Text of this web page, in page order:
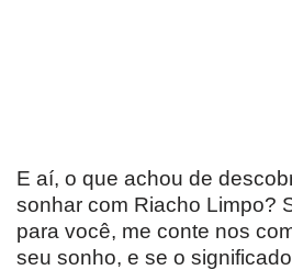
E aí, o que achou de
sonhar com Riacho Limpo?
para você, me conte nos
seu sonho, e se o